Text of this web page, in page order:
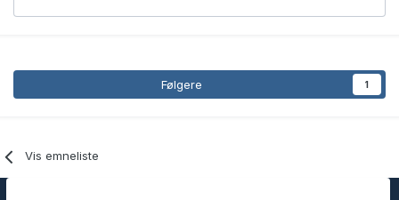
Følgere 1
Vis emneliste